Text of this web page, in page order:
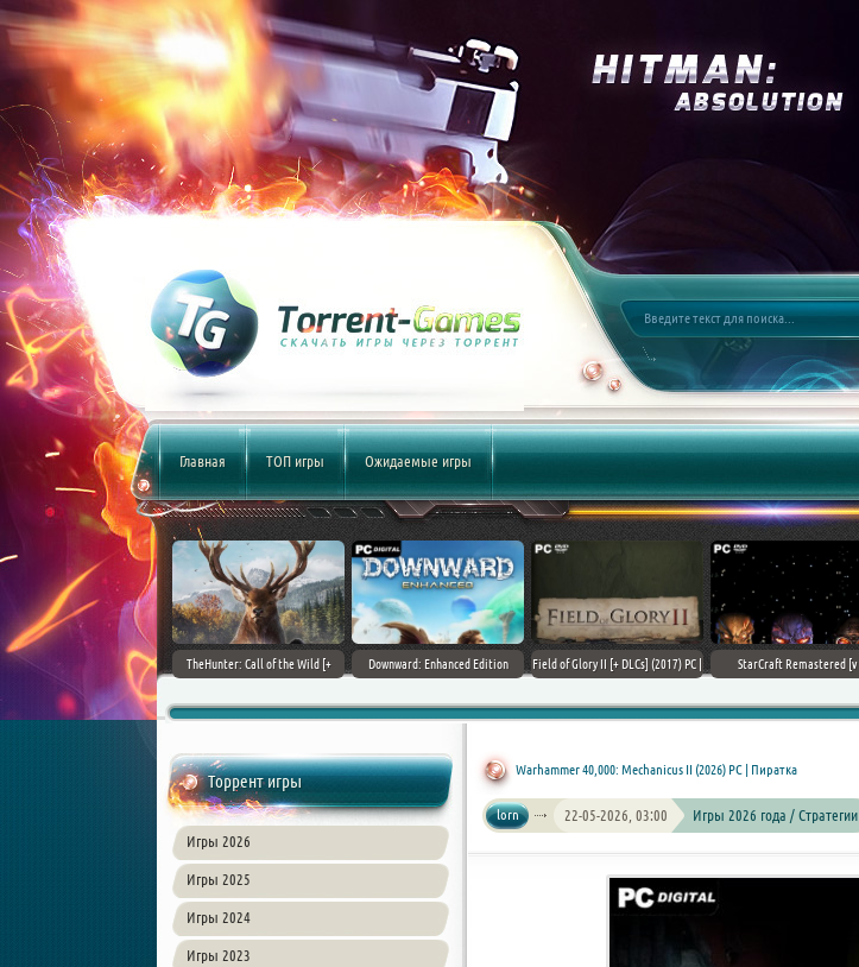
Главная ТОП игры Ожидаемые игры
World [v 1.11.4 + DLCs] (2017)
PC | Лицензия
TheHunter: Call of the Wild [+
Downward: Enhanced Edition
Field of Glory II [+ DLCs] (2017) PC |
StarCraft Remastered [v
Торрент игры
Игры 2026
Игры 2025
Игры 2024
Игры 2023
Warhammer 40,000: Mechanicus II (2026) PC | Пиратка
lorn 22-05-2026, 03:00 Игры 2026 года / Стратегии